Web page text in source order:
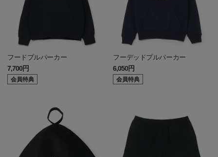
フードプルパーカー
7,700円
会員特典
フーデッドプルパーカー
6,050円
会員特典